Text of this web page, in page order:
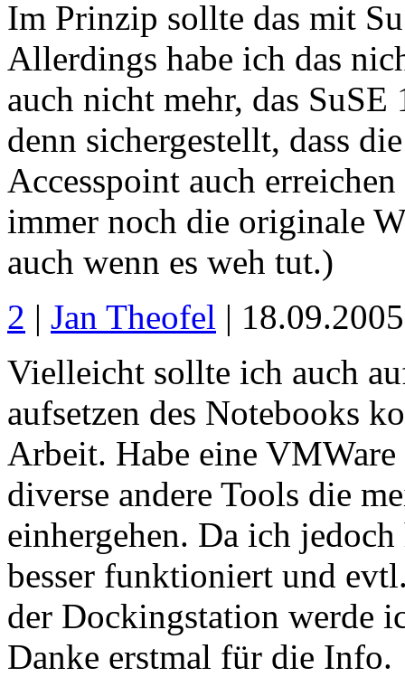
Im Prinzip sollte das mit
Allerdings habe ich das
auch nicht mehr, das
denn sichergestellt, dass
Accesspoint auch
immer noch die originale
auch wenn es weh tut.)
2 | Jan Theofel |
Vielleicht sollte ich auch
aufsetzen des Notebooks
Arbeit. Habe eine
diverse andere Tools die
einhergehen. Da ich
besser funktioniert und
der Dockingstation werde
Danke erstmal für die Info.